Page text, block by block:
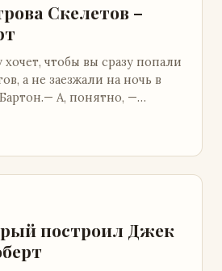
Скелетов –
чтобы вы сразу попали
а не заезжали на ночь в
А, понятно, —
построил Джек